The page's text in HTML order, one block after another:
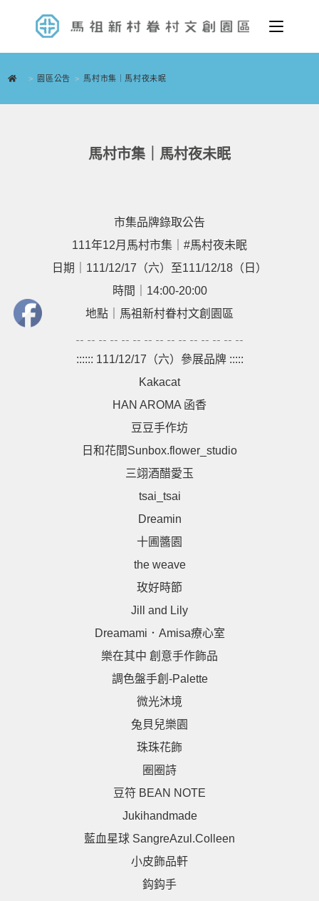
> 園區公告 > 馬村市集｜馬村夜未眠
馬村市集｜馬村夜未眠
市集品牌錄取公告
111年12月馬村市集｜ #馬村夜未眠
日期｜111/12/17（六）至111/12/18（日）
時間｜14:00-20:00
地點｜馬祖新村眷村文創園區
:::::: 111/12/17（六）參展品牌 :::::
Kakacat
HAN AROMA 函香
豆豆手作坊
日和花間Sunbox.flower_studio
三翊酒醋愛玉
tsai_tsai
Dreamin
十圃醬園
the weave
玫好時節
Jill and Lily
Dreamami．Amisa療心室
樂在其中 創意手作飾品
調色盤手創-Palette
微光沐境
兔貝兒樂園
珠珠花飾
圈圈詩
豆符 BEAN NOTE
Jukihandmade
藍血星球 SangreAzul.Colleen
小皮飾品軒
鈎鈎手